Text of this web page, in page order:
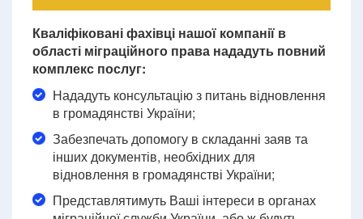
Кваліфіковані фахівці нашої компанії в
області міграційного права нададуть повний
комплекс послуг:
Нададуть консультацію з питань відновлення
в громадянстві України;
Забезпечать допомогу в складанні заяв та
інших документів, необхідних для
відновлення в громадянстві України;
Представлятимуть Ваші інтереси в органах